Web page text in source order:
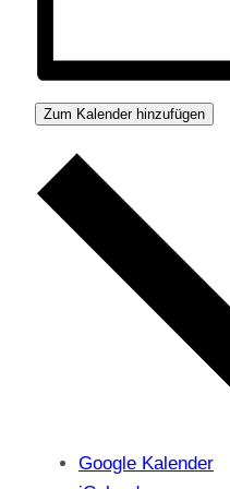
Zum Kalender hinzufügen
Google Kalender